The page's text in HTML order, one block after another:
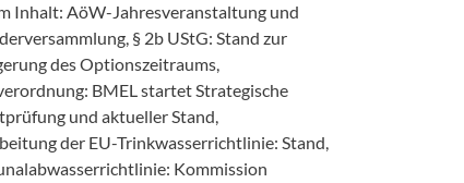
Inhalt: AöW-Jahresveranstaltung und
§ 2b UStG: Stand zur
des Optionszeitraums,
BMEL startet Strategische
und aktueller Stand,
der EU-Trinkwasserrichtlinie: Stand,
Kommission